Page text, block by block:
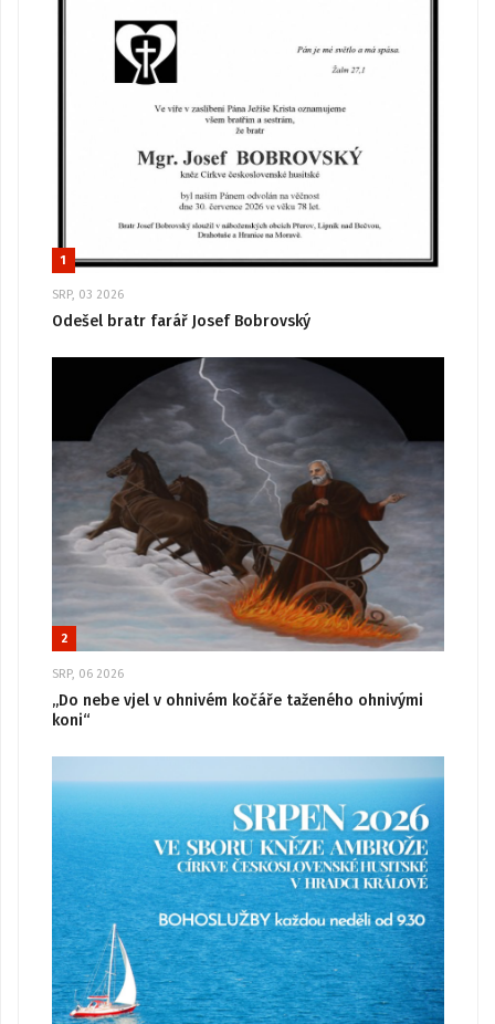
1
SRP, 03 2026
Odešel bratr farář Josef Bobrovský
2
SRP, 06 2026
„Do nebe vjel v ohnivém kočáře taženého ohnivými
koni“